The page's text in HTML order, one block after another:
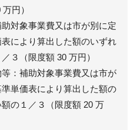
円）
助対象事業費又は市が別に定
により算出した額のいずれ
３（限度額 30 万円）
等：補助対象事業費又は市が
単価表により算出した額の
の１／３（限度額 20 万